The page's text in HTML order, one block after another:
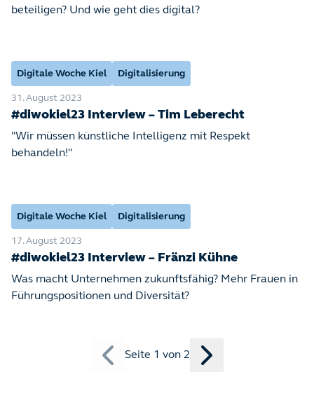
beteiligen? Und wie geht dies digital?
#diwokiel23 Interview – Tim Leberecht
"Wir müssen künstliche Intelligenz mit Respekt
behandeln!"
31. August 2023
Digitale Woche Kiel Digitalisierung
#diwokiel23 Interview – Fränzi Kühne
Was macht Unternehmen zukunftsfähig? Mehr Frauen in
Führungspositionen und Diversität?
17. August 2023
Digitale Woche Kiel Digitalisierung
Seite 1 von 2